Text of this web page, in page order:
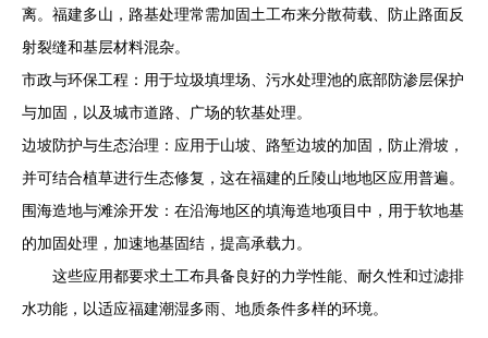
离。福建多山，路基处理常需加固土工布来分散荷载、防止路面反
射裂缝和基层材料混杂。
市政与环保工程：用于垃圾填埋场、污水处理池的底部防渗层保护
与加固，以及城市道路、广场的软基处理。
边坡防护与生态治理：应用于山坡、路堑边坡的加固，防止滑坡，
并可结合植草进行生态修复，这在福建的丘陵山地地区应用普遍。
围海造地与滩涂开发：在沿海地区的填海造地项目中，用于软地基
的加固处理，加速地基固结，提高承载力。
这些应用都要求土工布具备良好的力学性能、耐久性和过滤排
水功能，以适应福建潮湿多雨、地质条件多样的环境。